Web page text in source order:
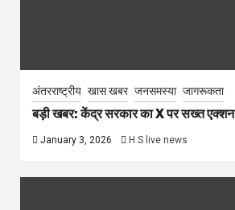
अंतरराष्ट्रीय खास खबर जनसमस्या जागरूकता
बड़ी खबर: केंद्र सरकार का X पर सख्त एक्शन
January 3, 2026 H S live news